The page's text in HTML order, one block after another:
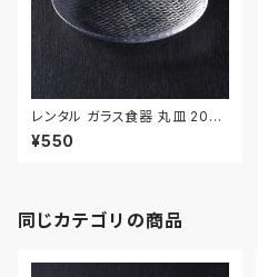
レンタル ガラス食器 丸皿 20c
m｜GLM027
¥550
同じカテゴリの商品